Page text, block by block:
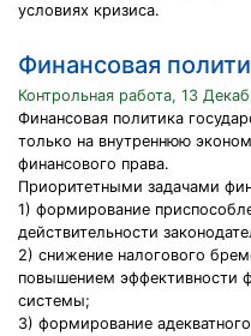
условиях кризиса.
Финансовая
Контрольная работа, 13
Финансовая политика
только на внутреннюю
финансового права.
Приоритетными задачами
1) формирование
действительности
2) снижение налогового
повышением эффективности
системы;
3) формирование